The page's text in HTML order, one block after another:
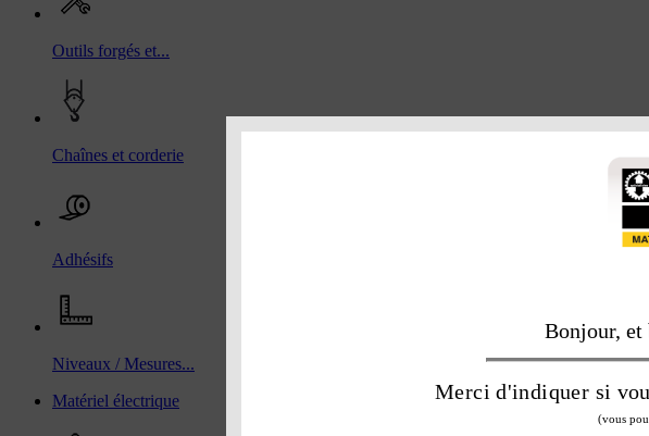
Bonjour, et
Merci d'indiquer si
(vous
Outils forgés et...
Chaînes et corderie
Adhésifs
Niveaux / Mesures...
Matériel électrique